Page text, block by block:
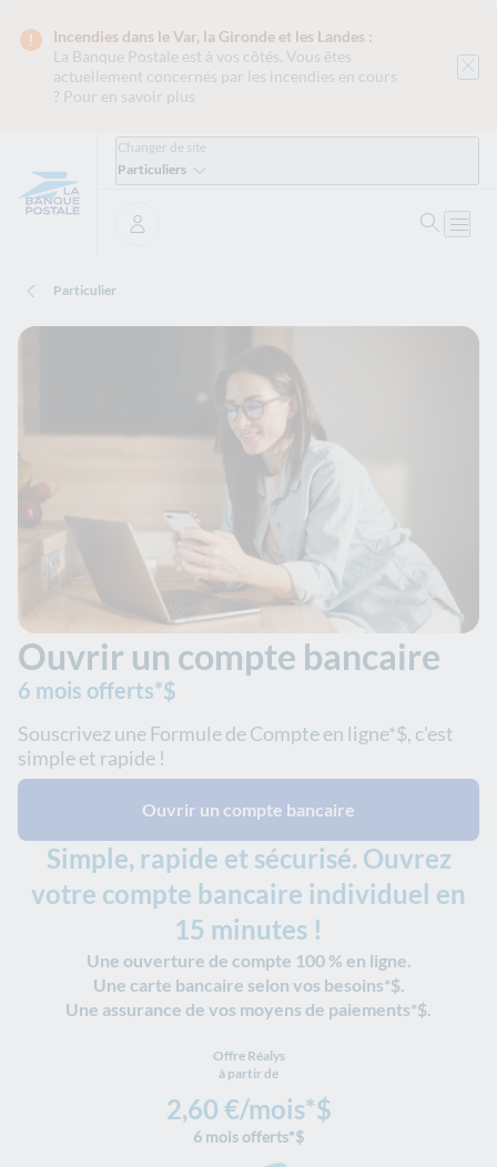
Incendies dans le Var, la Gironde et les Landes :
La Banque Postale est à vos côtés. Vous êtes
actuellement concernés par les incendies en cours
? Pour en savoir plus
Changer de site
Particuliers
Se connecter
Particulier
Ouvrir un compte bancaire
6 mois offerts*$
Souscrivez une Formule de Compte en ligne*$, c'est
simple et rapide !
Ouvrir un compte bancaire
Simple, rapide et sécurisé. Ouvrez
votre compte bancaire individuel en
15 minutes !
Une ouverture de compte 100 % en ligne.
Une carte bancaire selon vos besoins*$.
Une assurance de vos moyens de paiements*$.
2,60 €/mois*$
Offre Réalys
à partir de
6 mois offerts*$